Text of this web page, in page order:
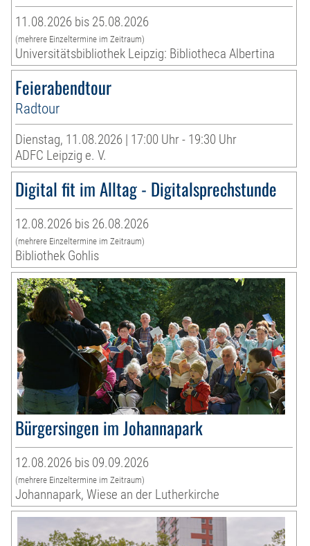
11.08.2026 bis 25.08.2026
(mehrere Einzeltermine im Zeitraum)
Universitätsbibliothek Leipzig: Bibliotheca Albertina
Feierabendtour
Radtour
Dienstag, 11.08.2026 | 17:00 Uhr - 19:30 Uhr
ADFC Leipzig e. V.
Digital fit im Alltag - Digitalsprechstunde
12.08.2026 bis 26.08.2026
(mehrere Einzeltermine im Zeitraum)
Bibliothek Gohlis
Bürgersingen im Johannapark
12.08.2026 bis 09.09.2026
(mehrere Einzeltermine im Zeitraum)
Johannapark, Wiese an der Lutherkirche